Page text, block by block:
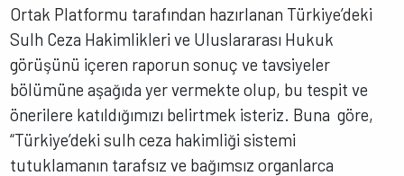
Ortak Platformu tarafından hazırlanan Türkiye’deki
Sulh Ceza Hakimlikleri ve Uluslararası Hukuk
görüşünü içeren raporun sonuç ve tavsiyeler
bölümüne aşağıda yer vermekte olup, bu tespit ve
önerilere katıldığımızı belirtmek isteriz. Buna göre,
“Türkiye’deki sulh ceza hakimliği sistemi
tutuklamanın tarafsız ve bağımsız organlarca